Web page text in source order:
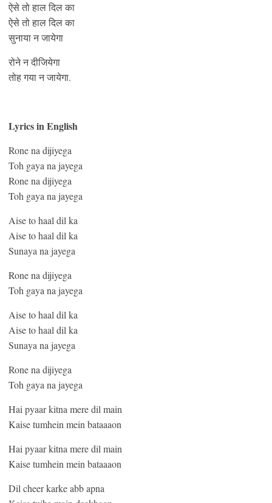
ऐसे तो हाल दिल का
ऐसे तो हाल दिल का
सुनाया न जायेगा
रोने न दीजियेगा
तोह गया न जायेगा.
Lyrics in English
Rone na dijiyega
Toh gaya na jayega
Rone na dijiyega
Toh gaya na jayega
Aise to haal dil ka
Aise to haal dil ka
Sunaya na jayega
Rone na dijiyega
Toh gaya na jayega
Aise to haal dil ka
Aise to haal dil ka
Sunaya na jayega
Rone na dijiyega
Toh gaya na jayega
Hai pyaar kitna mere dil main
Kaise tumhein mein bataaaon
Hai pyaar kitna mere dil main
Kaise tumhein mein bataaaon
Dil cheer karke abb apna